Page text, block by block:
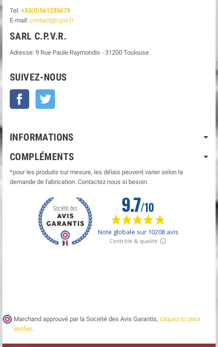
Tel: +33(0)561235679
E-mail: contact@cpvr.fr
SARL C.P.V.R.
Adresse: 9 Rue Paule Raymondis - 31200 Toulouse
SUIVEZ-NOUS
Facebook
INFORMATIONS
COMPLÉMENTS
*pour les produits sur mesure, les délais peuvent varier selon la
demande de fabrication. Contactez nous si besoin.
Marchand approuvé par la Société des Avis Garantis, cliquez ici pour
vérifier.